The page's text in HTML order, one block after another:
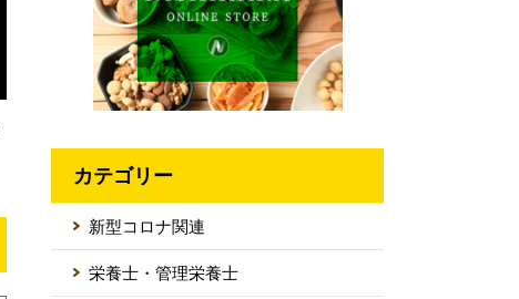
カテゴリー
新型コロナ関連
栄養士・管理栄養士